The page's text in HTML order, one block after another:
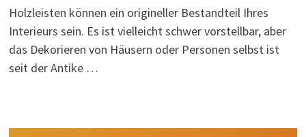
Holzleisten können ein origineller Bestandteil Ihres
Interieurs sein. Es ist vielleicht schwer vorstellbar, aber
das Dekorieren von Häusern oder Personen selbst ist
seit der Antike …